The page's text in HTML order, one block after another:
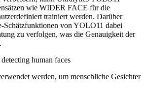
wie WIDER FACE für die
trainiert werden. Darüber
Schätzfunktionen von YOLO11 dabei
zu verfolgen, was die Genauigkeit der
werden, um menschliche Gesichter